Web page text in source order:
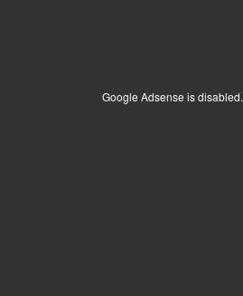
Google Adsense is disabled.